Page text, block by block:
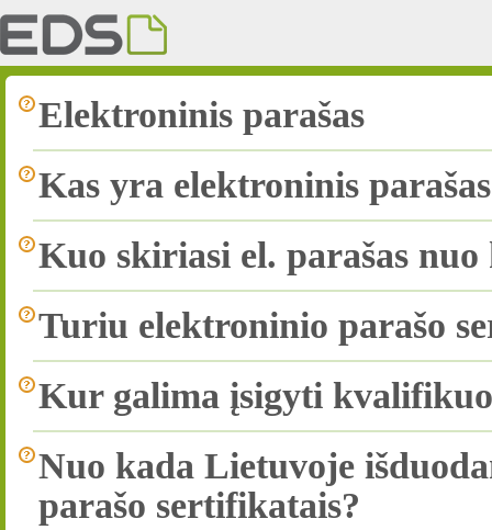
Elektroninis parašas
Kas yra elektroninis
Kuo skiriasi el. parašas
Turiu elektroninio parašo
Kur galima įsigyti
Nuo kada Lietuvoje
parašo sertifikatais?